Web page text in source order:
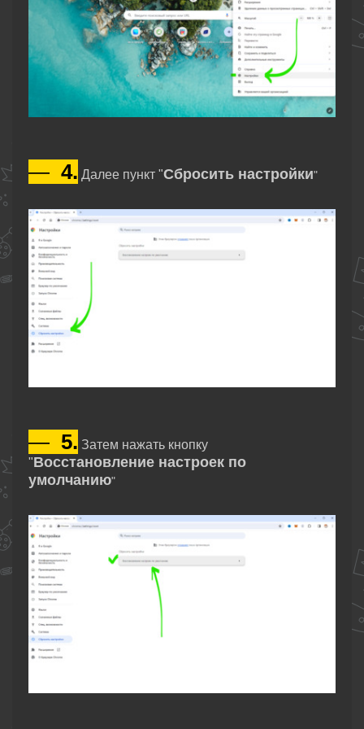
— 4. Далее пункт "Сбросить настройки"
— 5. Затем нажать кнопку
"Восстановление настроек по
умолчанию"